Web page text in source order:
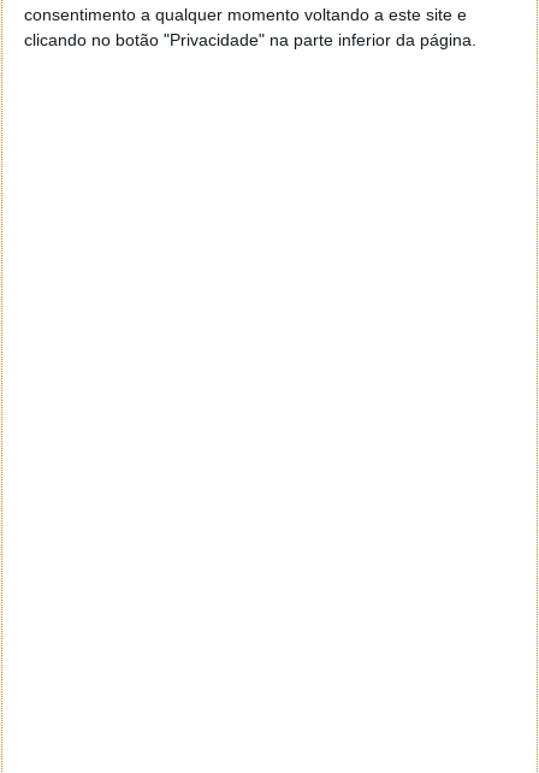
consentimento a qualquer momento voltando a este site e
clicando no botão "Privacidade" na parte inferior da página.